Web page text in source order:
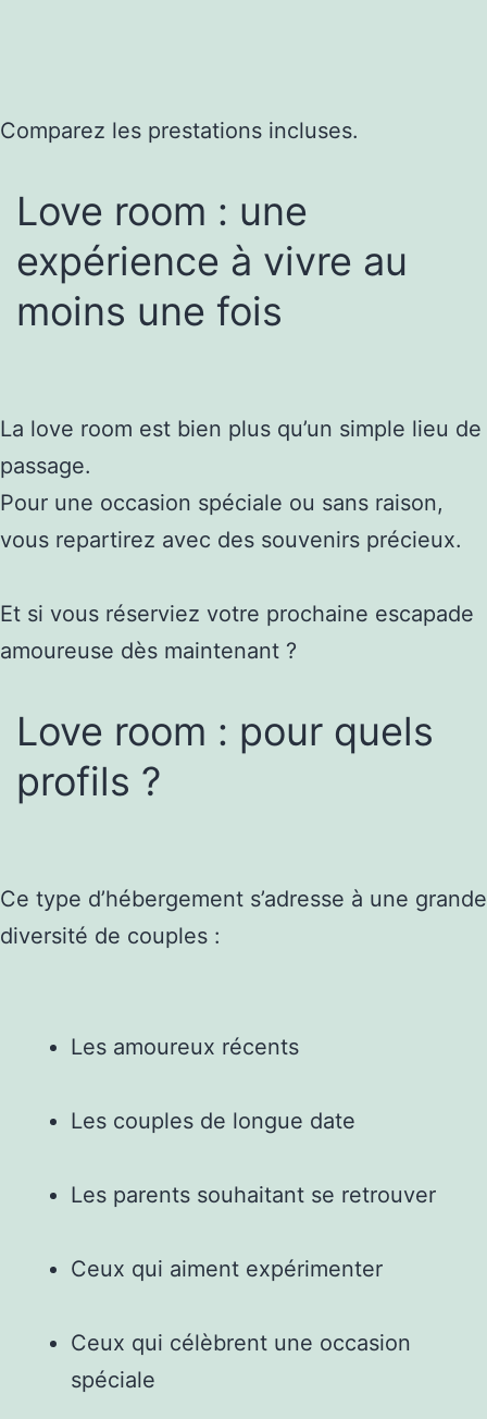
Comparez les prestations incluses.
Love room : une
expérience à vivre au
moins une fois
La love room est bien plus qu’un simple lieu de
passage.
Pour une occasion spéciale ou sans raison,
vous repartirez avec des souvenirs précieux.
Et si vous réserviez votre prochaine escapade
amoureuse dès maintenant ?
Love room : pour quels
profils ?
Ce type d’hébergement s’adresse à une grande
diversité de couples :
Les amoureux récents
Les couples de longue date
Les parents souhaitant se retrouver
Ceux qui aiment expérimenter
Ceux qui célèbrent une occasion
spéciale